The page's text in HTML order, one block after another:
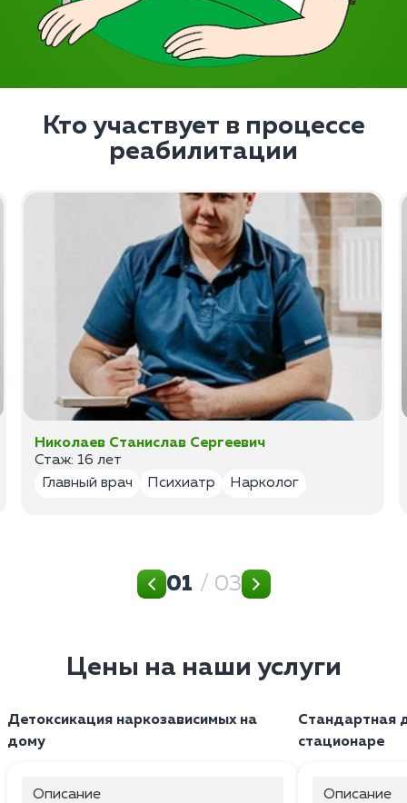
Кто участвует в процессе
реабилитации
Николаев Станислав Сергеевич
Стаж: 16 лет
Главный врач
Психиатр Нарколог
01 / 03
Цены на наши услуги
Детоксикация наркозависимых на
дому
Описание
Стандартная
стационаре
Описание